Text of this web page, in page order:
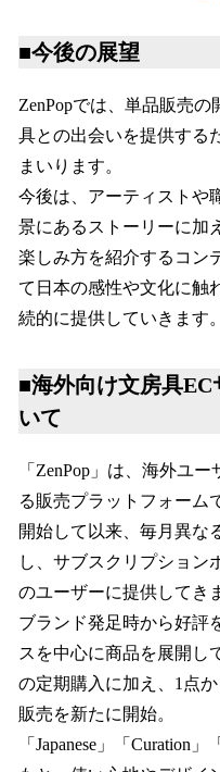
■今後の展望
ZenPopでは、単品販売
具との出会いを提供する
まいります。
今後は、アーティストや
景にあるストーリーに加
楽しみ方を紹介するコン
て日本の感性や文化に触
続的に提供していきます。
■海外向け文房具EC
いて
「ZenPop」は、海外ユ
る販売プラットフォーム
開始して以来、毎月異な
し、サブスクリプション
のユーザーに提供してき
ブランド発足時から好評
スを中心に商品を展開し
の定期購入に加え、1点
販売を新たに開始。
「Japanese」「Curation